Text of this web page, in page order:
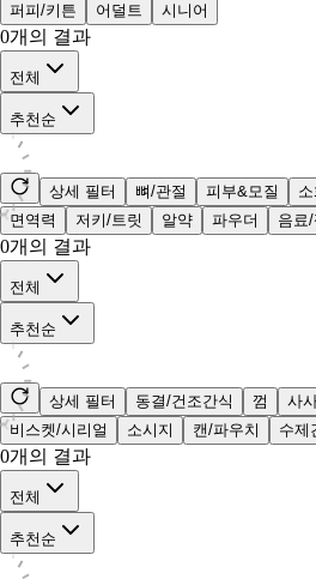
퍼피/키튼
어덜트 시니어
0개의 결과
전체
추천순
상세 필터 뼈/관절 피부&모질
면역력
저키/트릿 알약 파우더 음료/
0개의 결과
전체
추천순
상세 필터 동결/건조간식 껌 사
비스켓/시리얼
소시지 캔/파우치 수제
0개의 결과
전체
추천순